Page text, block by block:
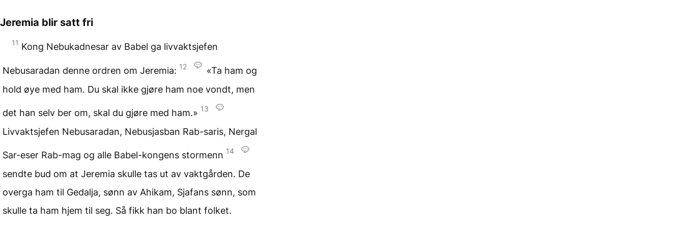
Jeremia blir satt fri
11 Kong Nebukadnesar av Babel ga livvaktsjefen
Nebusaradan denne ordren om Jeremia: 12
«Ta ham og
hold øye med ham. Du skal ikke gjøre ham noe vondt, men
det han selv ber om, skal du gjøre med ham.» 13
Livvaktsjefen Nebusaradan, Nebusjasban Rab-saris, Nergal
Sar-eser Rab-mag og alle Babel-kongens stormenn 14
sendte bud om at Jeremia skulle tas ut av vaktgården. De
overga ham til Gedalja, sønn av Ahikam, Sjafans sønn, som
skulle ta ham hjem til seg. Så fikk han bo blant folket.